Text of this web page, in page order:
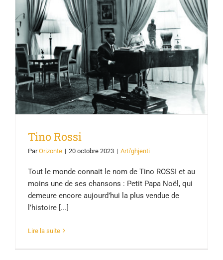
Tino Rossi
Tino Rossi
ParOrizonte | 20 octobre 2023 | Arti'ghjenti
Tout le monde connait le nom de Tino ROSSI et au
moins une de ses chansons : Petit Papa Noël, qui
demeure encore aujourd’hui la plus vendue de
l’histoire [...]
Lire la suite